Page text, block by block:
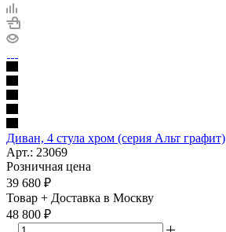
Диван, 4 стула хром (серия Альт графит)
Арт.: 23069
Розничная цена
39 680 ₽
Товар + Доставка в Москву
48 800 ₽